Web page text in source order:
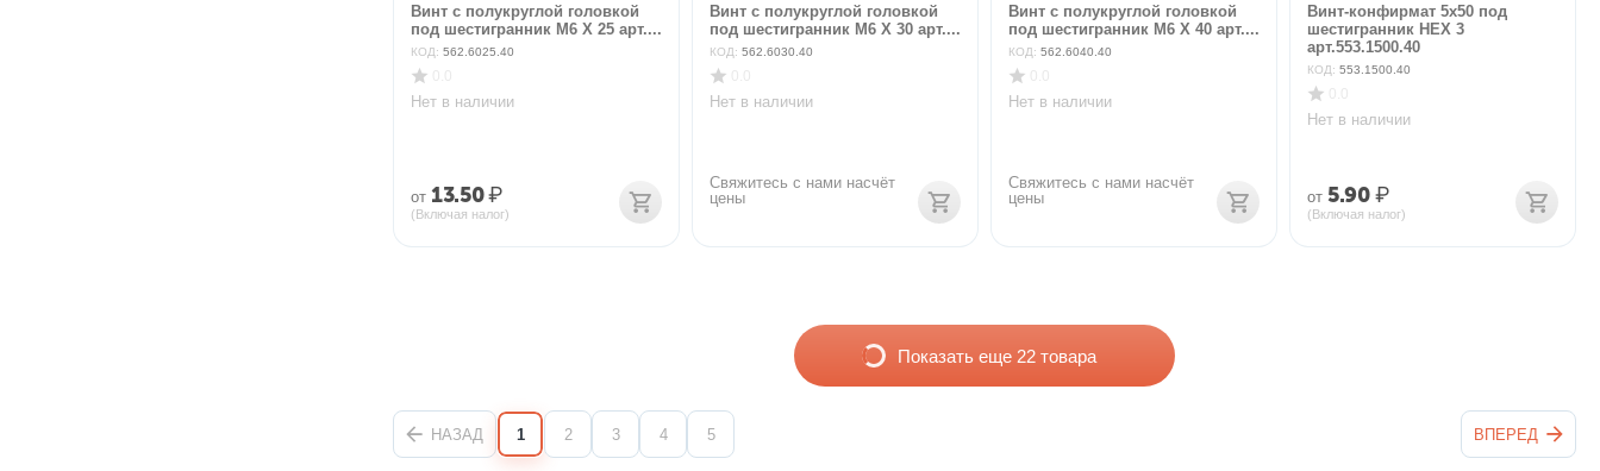
Винт с полукруглой головкой
под шестигранник M6 X 25 арт....
КОД: 562.6025.40
Нет в наличии
от 13.50₽
(Включая налог)
Винт с полукруглой головкой
под шестигранник M6 X 30 арт....
КОД: 562.6030.40
Нет в наличии
Свяжитесь с нами насчёт
цены
Винт с полукруглой головкой
под шестигранник M6 X 40 арт....
КОД: 562.6040.40
Нет в наличии
Свяжитесь с нами насчёт
цены
Винт-конфирмат 5х50 под
шестигранник HEX 3
арт.553.1500.40
КОД: 553.1500.40
Нет в наличии
от 5.90 ₽
(Включая налог)
Показать еще 22 товара
НАЗАД 1 2 3 4 5 ВПЕРЕД